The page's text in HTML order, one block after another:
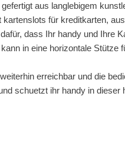
aus langlebigem
für kreditkarten,
dass Ihr handy und Ihre
in eine horizontale
erreichbar und die
schuetzt ihr handy in